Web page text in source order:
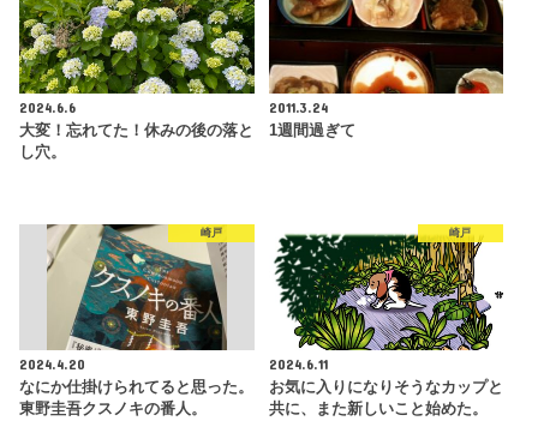
2024.6.6
大変！忘れてた！休みの後の落と
し穴。
2011.3.24
1週間過ぎて
崎戸
2024.4.20
なにか仕掛けられてると思った。
東野圭吾クスノキの番人。
崎戸
2024.6.11
お気に入りになりそうなカップと
共に、また新しいこと始めた。